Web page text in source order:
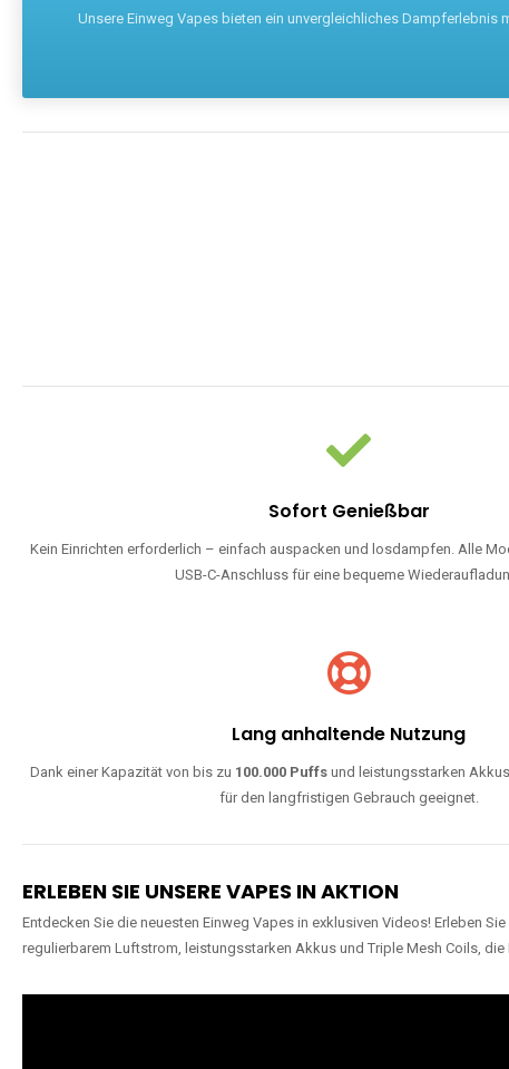
Unsere Einweg Vapes bieten ein unvergleichliches
Sofort Genießbar
Kein Einrichten erforderlich – einfach auspacken und losdampfen. Alle
USB-C-Anschluss für eine bequeme
Lang anhaltende Nutzung
Dank einer Kapazität von bis zu 100.000 Puffs und leistungsstarken
für den langfristigen Gebrauch geeignet.
ERLEBEN SIE UNSERE VAPES IN AKTION
Entdecken Sie die neuesten Einweg Vapes in exklusiven Videos! Erleben
regulierbarem Luftstrom, leistungsstarken Akkus und Triple Mesh Coils,